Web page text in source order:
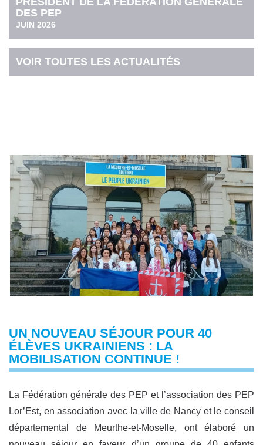
DES PEP
JUIN 2026
VOIR TOUTES LES ACTUALITÉS
UN NOUVEAU SÉJOUR POUR 40
ÉLÈVES UKRAINIENS : LA
MOBILISATION CONTINUE !
La Fédération générale des PEP et l’association des PEP
Lor’Est, en association avec la ville de Nancy et le conseil
départemental de Meurthe-et-Moselle, ont élaboré un